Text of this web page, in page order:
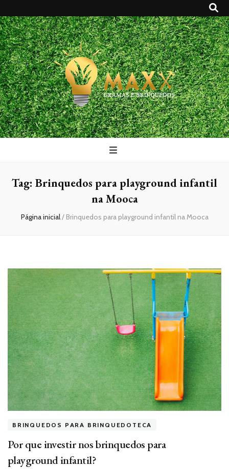
Maxx Gramas
Blog
Tag: Brinquedos para playground infantil
na Mooca
Página inicial/ Brinquedos para playground infantil na Mooca
BRINQUEDOS PARA BRINQUEDOTECA
Por que investir nos brinquedos para
playground infantil?